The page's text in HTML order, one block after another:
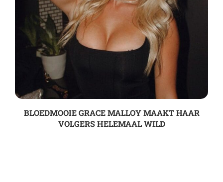
BLOEDMOOIE GRACE MALLOY MAAKT HAAR
VOLGERS HELEMAAL WILD